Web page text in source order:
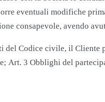
eventuali modifiche
consapevole, avendo
Codice civile, il Cliente
3 Obblighi del